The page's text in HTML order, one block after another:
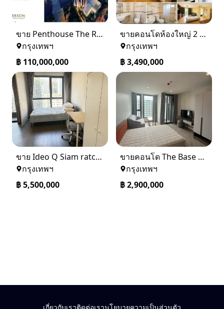
ขาย Penthouse The Residences at Mandarin Oriental Bangkok (ICONSIAM)
กรุงเทพฯ
฿ 110,000,000
ขายคอนโดห้องใหญ่ 2 ห้องนอน ทำเลพระราม 8 Lumpini Place Rama VIII
กรุงเทพฯ
฿3,490,000
ขาย Ideo Q Siam ratchatewi จาก BTS ราชเทวี 300 เมตร เจ้าของขายเอง
กรุงเทพฯ
฿5,500,000
ขายคอนโด The Base saphanmai ย่านสะพานใหม่
กรุงเทพฯ
฿2,900,000